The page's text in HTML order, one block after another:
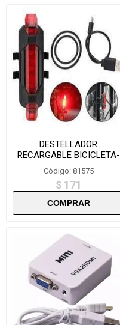
DESTELLADOR
RECARGABLE BICICLETA-
BS216
Código: 81575
$ 171